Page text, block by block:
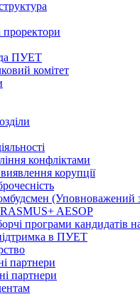
проректори
ПУЕТ
комітет
конфліктами
корупції
(Уповноважений
AESOP
програми кандидатів
в ПУЕТ
партнери
партнери